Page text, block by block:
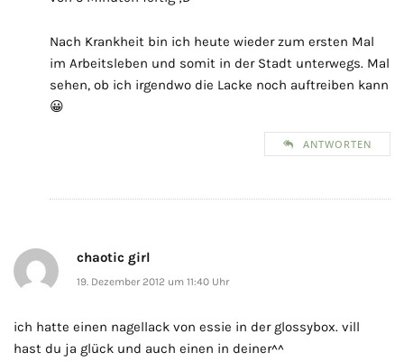
Nach Krankheit bin ich heute wieder zum ersten Mal
im Arbeitsleben und somit in der Stadt unterwegs. Mal
sehen, ob ich irgendwo die Lacke noch auftreiben kann
😀
ANTWORTEN
chaotic girl
19. Dezember 2012 um 11:40 Uhr
ich hatte einen nagellack von essie in der glossybox. vill
hast du ja glück und auch einen in deiner^^